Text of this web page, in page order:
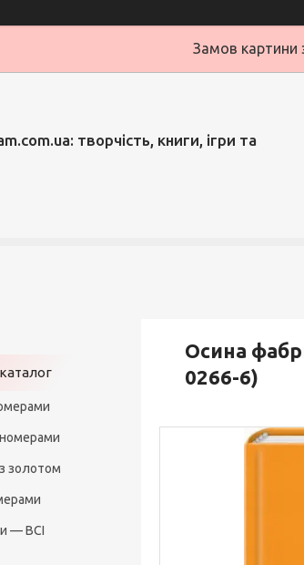
Замов картини
творчість, книги, ігри та
Осина
0266-6)
номерами
золотом
— ВСІ